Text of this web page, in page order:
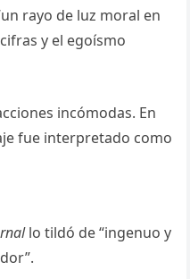
rayo de luz moral en
y el egoísmo
incómodas. En
fue interpretado como
lo tildó de “ingenuo y